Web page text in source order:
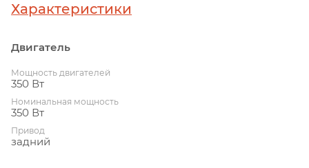
Характеристики
Двигатель
Мощность двигателей
350 Вт
Номинальная мощность
350 Вт
Привод
задний